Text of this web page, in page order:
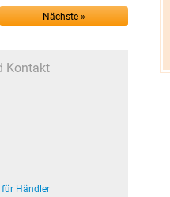
Nächste »
Kontakt
Händler